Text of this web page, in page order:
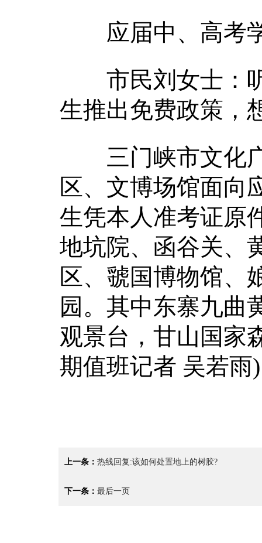
应届中、高考学
市民刘女士：听
生推出免费政策，
三门峡市文化广
区、文博场馆面向
生凭本人准考证原
地坑院、函谷关、
区、虢国博物馆、
园。其中东寨九曲
观景台，甘山国
期值班记者 吴若雨)
上一条： 热线回复:该如何处置地上的树胶?
下一条： 最后一页